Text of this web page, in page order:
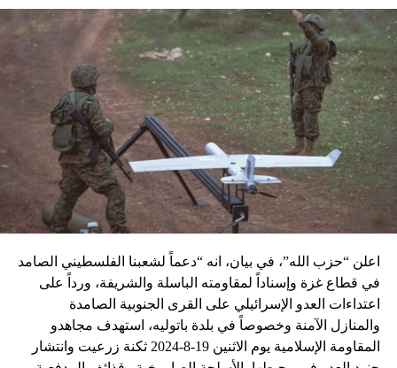
اعلن “حزب الله”، في بيان، انه “دعماً لشعبنا الفلسطيني الصامد
في قطاع غزة وإسناداً لمقاومته الباسلة ‌‏‌‏‌والشريفة، ورداً على
اعتداءات العدو الإسرائيلي على القرى الجنوبية الصامدة
والمنازل الآمنة وخصوصاً في بلدة باتوليه، استهدف مجاهدو
المقاومة الإسلامية يوم الاثنين 19-8-2024 ثكنة زرعيت وانتشار